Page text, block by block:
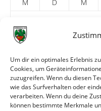
Um dir ein optimales Erlebnis
Cookies, um
zuzugreifen. Wenn du diesen
wie das Surfverhalten oder
verarbeiten. Wenn du deine
können bestimmte Merkmale
M
D M
4
6
18
19 20
25
26 27
« Juli
Sep. »